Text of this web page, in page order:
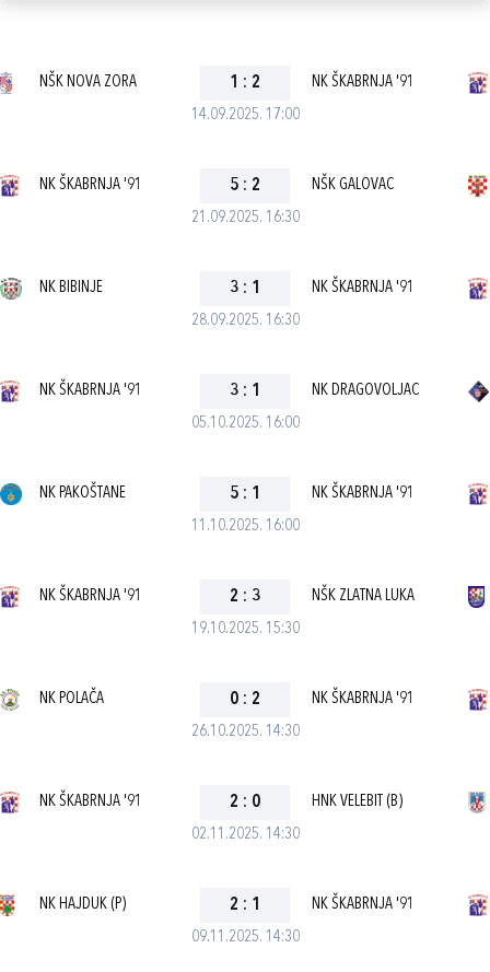
14.09.2025. 17:00
NŠK NOVA ZORA 1 : 2 NK ŠKABRNJA '91
21.09.2025. 16:30
NK ŠKABRNJA '91 5 : 2 NŠK GALOVAC
28.09.2025. 16:30
NK BIBINJE 3 : 1 NK ŠKABRNJA '91
05.10.2025. 16:00
NK ŠKABRNJA '91 3 : 1 NK DRAGOVOLJAC
11.10.2025. 16:00
NK PAKOŠTANE 5 : 1 NK ŠKABRNJA '91
19.10.2025. 15:30
NK ŠKABRNJA '91 2 : 3 NŠK ZLATNA LUKA
26.10.2025. 14:30
NK POLAČA 0 : 2 NK ŠKABRNJA '91
02.11.2025. 14:30
NK ŠKABRNJA '91 2 : 0 HNK VELEBIT (B)
09.11.2025. 14:30
NK HAJDUK (P) 2 : 1 NK ŠKABRNJA '91